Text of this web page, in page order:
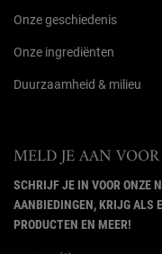
Onze geschiedenis
Onze ingrediënten
Duurzaamheid & milieu
MELD JE AAN
SCHRIJF JE IN VOOR ONZE
AANBIEDINGEN, KRIJG ALS
PRODUCTEN EN MEER!